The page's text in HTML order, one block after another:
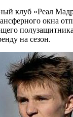
клуб «Реал
окна
на сезон.